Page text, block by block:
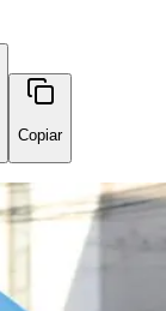
Copiar